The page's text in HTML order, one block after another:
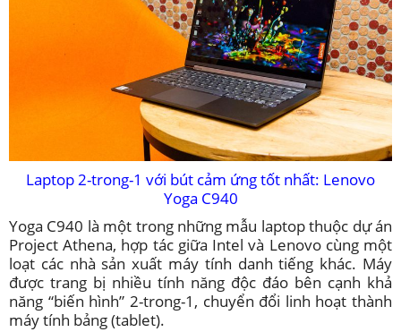
Laptop 2-trong-1 với bút cảm ứng tốt nhất: Lenovo
Yoga C940
Yoga C940 là một trong những mẫu laptop thuộc dự án
Project Athena, hợp tác giữa Intel và Lenovo cùng một
loạt các nhà sản xuất máy tính danh tiếng khác. Máy
được trang bị nhiều tính năng độc đáo bên cạnh khả
năng “biến hình” 2-trong-1, chuyển đổi linh hoạt thành
máy tính bảng (tablet).